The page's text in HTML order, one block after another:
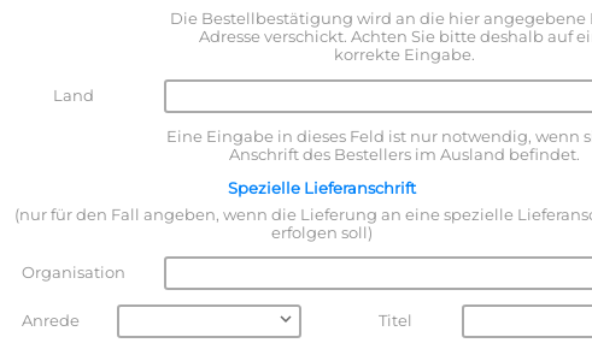
Die Bestellbestätigung wird an die hier angegebene
Adresse verschickt. Achten Sie bitte deshalb auf
korrekte Eingabe.
Land
Eine Eingabe in dieses Feld ist nur notwendig, wenn
Anschrift des Bestellers im Ausland befindet.
Spezielle Lieferanschrift
(nur für den Fall angeben, wenn die Lieferung an eine spezielle
erfolgen soll)
Organisation
Anrede Titel